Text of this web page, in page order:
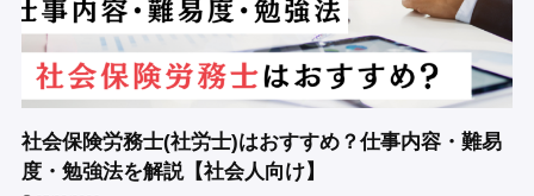
社会保険労務士(社労士)はおすすめ？仕事内容・難易
度・勉強法を解説【社会人向け】